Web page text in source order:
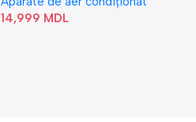
14,999 MDL